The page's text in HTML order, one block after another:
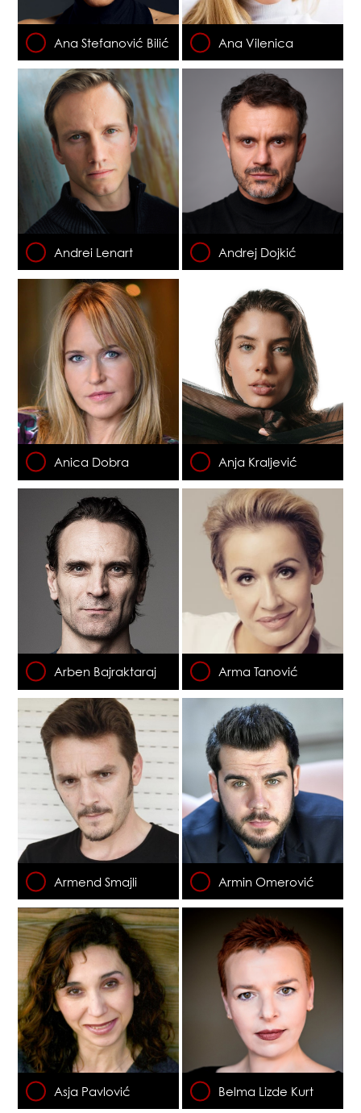
Ana Stefanović Bilić Ana Vilenica
Andrei Lenart Andrej Dojkić
Anica Dobra Anja Kraljević
Arben Bajraktaraj Arma Tanović
Armend Smajli Armin Omerović
Asja Pavlović Belma Lizde Kurt